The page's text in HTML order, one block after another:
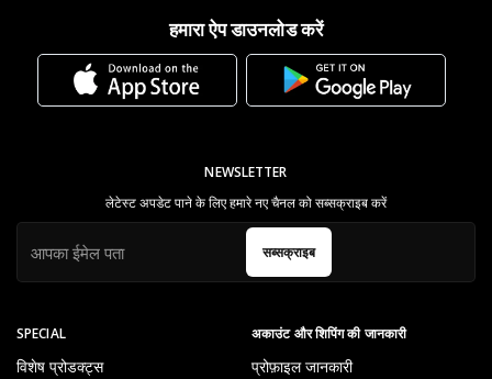
हमारा ऐप डाउनलोड करें
SPECIAL
विशेष प्रोडक्ट्स
अकाउंट और शिपिंग की जानकारी
प्रोफ़ाइल जानकारी
NEWSLETTER
लेटेस्ट अपडेट पाने के लिए हमारे नए चैनल को सब्सक्राइब करें
सब्सक्राइब